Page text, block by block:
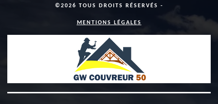
©2026 TOUS DROITS RÉSERVÉS -
MENTIONS LÉGALES